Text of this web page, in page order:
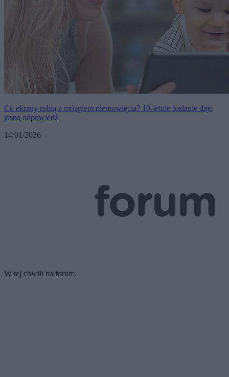
Co ekrany robią z mózgiem niemowlęcia? 10-letnie badanie daje
jasną odpowiedź
14/01/2026
W tej chwili na forum: